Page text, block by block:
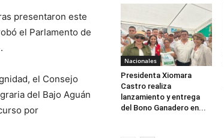
presentaron este
el Parlamento de
el Consejo
del Bajo Aguán
por
Nacionales
Presidenta Xiomara
Castro realiza
lanzamiento y entrega
del Bono Ganadero en...